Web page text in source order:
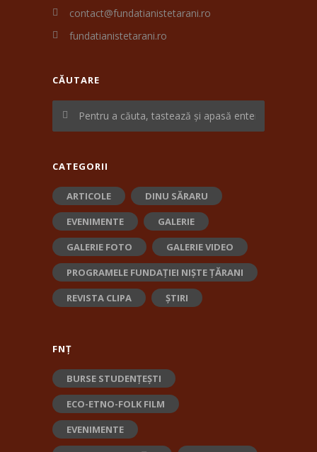
contact@fundatianistetarani.ro
fundatianistetarani.ro
CĂUTARE
CATEGORII
ARTICOLE
DINU SĂRARU
EVENIMENTE
GALERIE
GALERIE FOTO
GALERIE VIDEO
PROGRAMELE FUNDAȚIEI NIȘTE ȚĂRANI
REVISTA CLIPA
ȘTIRI
FNȚ
BURSE STUDENȚEȘTI
ECO-ETNO-FOLK FILM
EVENIMENTE